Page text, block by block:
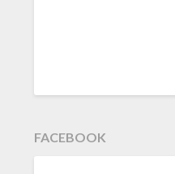
FACEBOOK